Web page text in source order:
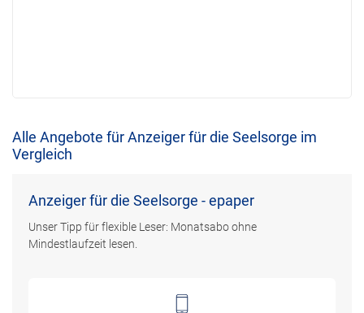
Alle Angebote für Anzeiger für die Seelsorge im
Vergleich
Anzeiger für die Seelsorge - epaper
Unser Tipp für flexible Leser: Monatsabo ohne
Mindestlaufzeit lesen.